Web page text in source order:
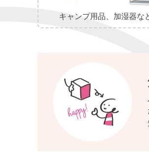
キャンプ用品、加湿器な